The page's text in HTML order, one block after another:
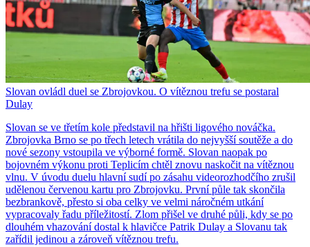
Slovan ovládl duel se Zbrojovkou. O vítěznou trefu se postaral
Dulay
Slovan se ve třetím kole představil na hřišti ligového nováčka.
Zbrojovka Brno se po třech letech vrátila do nejvyšší soutěže a do
nové sezony vstoupila ve výborné formě. Slovan naopak po
bojovném výkonu proti Teplicím chtěl znovu naskočit na vítěznou
vlnu. V úvodu duelu hlavní sudí po zásahu videorozhodčího zrušil
udělenou červenou kartu pro Zbrojovku. První půle tak skončila
bezbrankově, přesto si oba celky ve velmi náročném utkání
vypracovaly řadu příležitostí. Zlom přišel ve druhé půli, kdy se po
dlouhém vhazování dostal k hlavičce Patrik Dulay a Slovanu tak
zařídil jedinou a zároveň vítěznou trefu.